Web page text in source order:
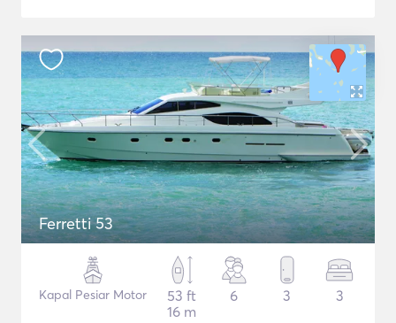
Ferretti 53
Kapal Pesiar Motor
53 ft
16 m
6 3 3